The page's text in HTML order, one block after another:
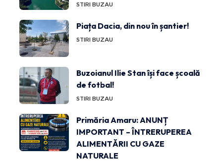
STIRI BUZAU
Piața Dacia, din nou în șantier!
STIRI BUZAU
Buzoianul Ilie Stan își face școală
de fotbal!
STIRI BUZAU
Primăria Amaru: ANUNȚ
IMPORTANT – ÎNTRERUPEREA
ALIMENTĂRII CU GAZE
NATURALE